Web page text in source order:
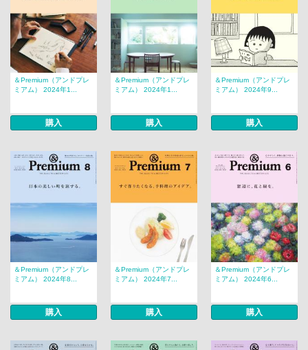
＆Premium（アンドプレ
ミアム） 2024年1...
購入
＆Premium（アンドプレ
ミアム） 2024年1...
購入
＆Premium（アンドプレ
ミアム） 2024年9...
購入
＆Premium（アンドプレ
ミアム） 2024年8...
購入
＆Premium（アンドプレ
ミアム） 2024年7...
購入
＆Premium（アンドプレ
ミアム） 2024年6...
購入